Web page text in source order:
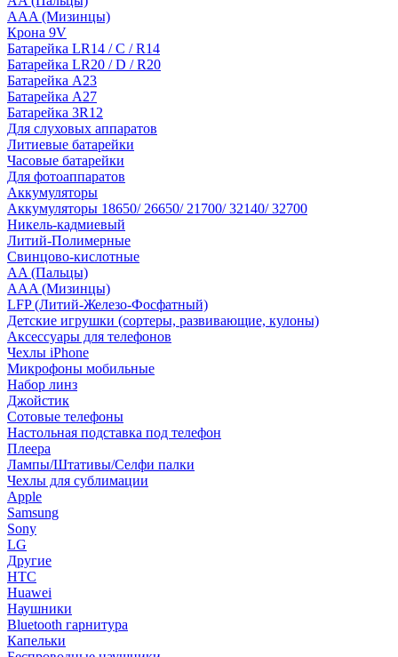
AAA (Мизинцы)
Крона 9V
Батарейка LR14 / C / R14
Батарейка LR20 / D / R20
Батарейка A23
Батарейка A27
Батарейка 3R12
Для слуховых аппаратов
Литиевые батарейки
Часовые батарейки
Для фотоаппаратов
Аккумуляторы
Аккумуляторы 18650/ 26650/ 21700/ 32140/ 32700
Никель-кадмиевый
Литий-Полимерные
Свинцово-кислотные
AA (Пальцы)
AAA (Мизинцы)
LFP (Литий-Железо-Фосфатный)
Детские игрушки (сортеры, развивающие, кулоны)
Аксессуары для телефонов
Чехлы iPhone
Микрофоны мобильные
Набор линз
Джойстик
Сотовые телефоны
Настольная подставка под телефон
Плеера
Лампы/Штативы/Селфи палки
Чехлы для сублимации
Apple
Samsung
Sony
LG
Другие
HTC
Huawei
Наушники
Bluetooth гарнитура
Капельки